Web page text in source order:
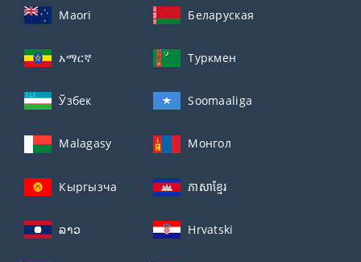
Maori Беларуская
አማርኛ Туркмен
Ўзбек Soomaaliga
Malagasy Монгол
Кыргызча ភាសាខ្មែរ
ລາວ Hrvatski